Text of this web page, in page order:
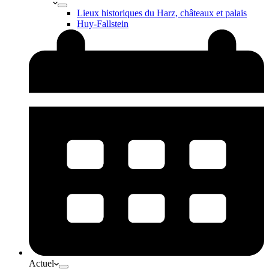
Lieux historiques du Harz, châteaux et palais
Huy-Fallstein
Actuel